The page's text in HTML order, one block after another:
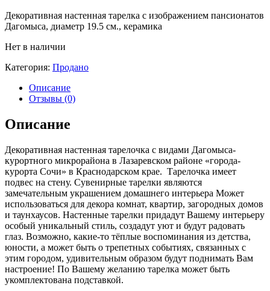
Декоративная настенная тарелка с изображением пансионатов
Дагомыса, диаметр 19.5 см., керамика
Нет в наличии
Категория: Продано
Описание
Отзывы (0)
Описание
Декоративная настенная тарелочка с видами Дагомыса-
курортного микрорайона в Лазаревском районе «города-
курорта Сочи» в Краснодарском крае. Тарелочка имеет
подвес на стену. Сувенирные тарелки являются
замечательным украшением домашнего интерьера Может
использоваться для декора комнат, квартир, загородных домов
и таунхаусов. Настенные тарелки придадут Вашему интерьеру
особый уникальный стиль, создадут уют и будут радовать
глаз. Возможно, какие-то тёплые воспоминания из детства,
юности, а может быть о трепетных событиях, связанных с
этим городом, удивительным образом будут поднимать Вам
настроение! По Вашему желанию тарелка может быть
укомплектована подставкой.